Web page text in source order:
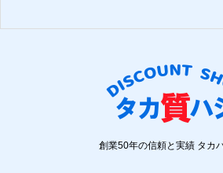
創業50年の信頼と実績 タカ